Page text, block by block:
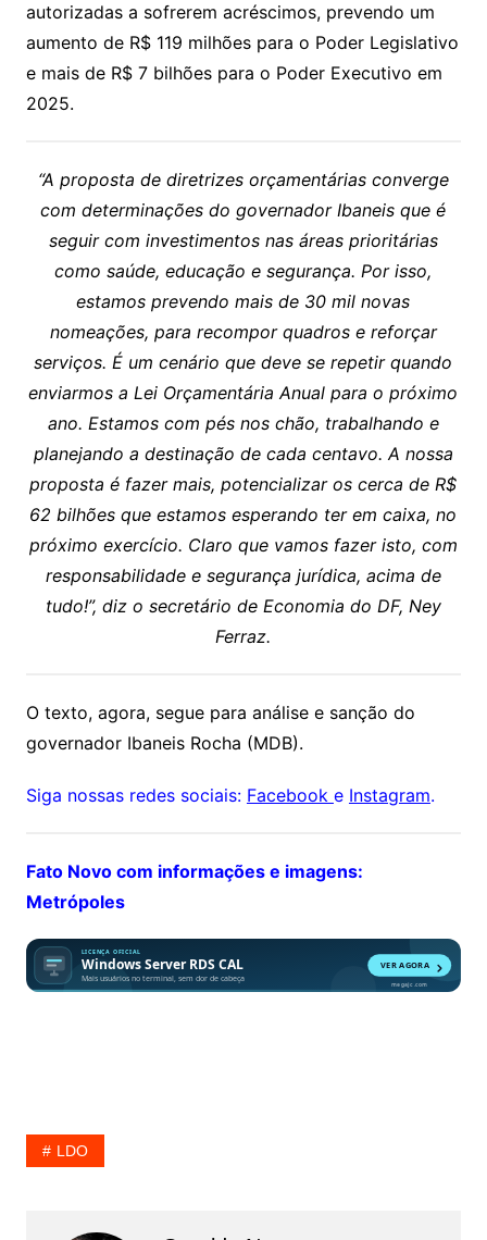
autorizadas a sofrerem acréscimos, prevendo um
aumento de R$ 119 milhões para o Poder Legislativo
e mais de R$ 7 bilhões para o Poder Executivo em
2025.
“A proposta de diretrizes orçamentárias converge
com determinações do governador Ibaneis que é
seguir com investimentos nas áreas prioritárias
como saúde, educação e segurança. Por isso,
estamos prevendo mais de 30 mil novas
nomeações, para recompor quadros e reforçar
serviços. É um cenário que deve se repetir quando
enviarmos a Lei Orçamentária Anual para o próximo
ano. Estamos com pés nos chão, trabalhando e
planejando a destinação de cada centavo. A nossa
proposta é fazer mais, potencializar os cerca de R$
62 bilhões que estamos esperando ter em caixa, no
próximo exercício. Claro que vamos fazer isto, com
responsabilidade e segurança jurídica, acima de
tudo!”, diz o secretário de Economia do DF, Ney
Ferraz.
O texto, agora, segue para análise e sanção do
governador Ibaneis Rocha (MDB).
Siga nossas redes sociais: Facebook e Instagram.
Fato Novo com informações e imagens:
Metrópoles
LDO